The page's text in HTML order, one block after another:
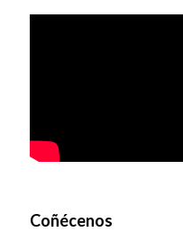
Coñécenos